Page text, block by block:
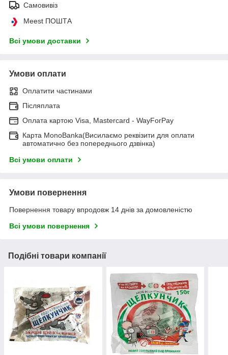
Самовивіз
Meest ПОШТА
Всі умови доставки
Умови оплати
Оплатити частинами
Післяплата
Оплата картою Visa, Mastercard - WayForPay
Карта MonoBanka(Висилаємо реквізити для оплати
автоматично без попереднього дзвінка)
Всі умови оплати
Умови повернення
Повернення товару впродовж 14 днів за домовленістю
Всі умови повернення
Подібні товари компанії